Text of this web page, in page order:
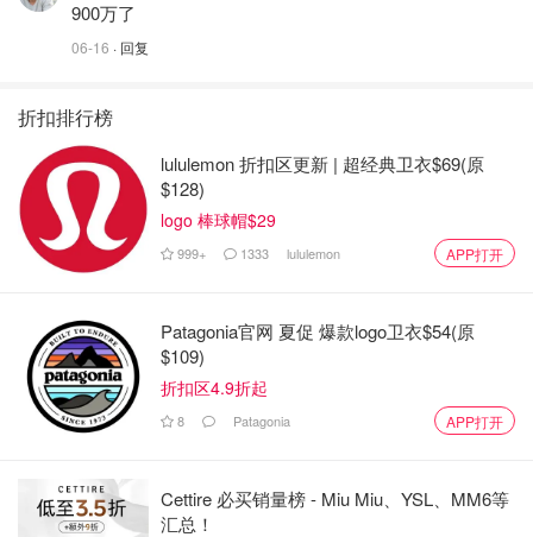
900万了
06-16 · 回复
折扣排行榜
lululemon 折扣区更新 | 超经典卫衣$69(原
$128)
logo 棒球帽$29
999+ 1333 lululemon APP打开
Patagonia官网 夏促 爆款logo卫衣$54(原
$109)
折扣区4.9折起
8 Patagonia APP打开
Cettire 必买销量榜 - Miu Miu、YSL、MM6等
汇总！